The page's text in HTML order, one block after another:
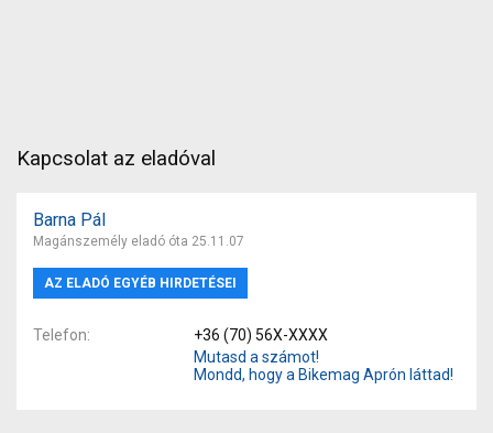
Kapcsolat az eladóval
Barna Pál
Magánszemély eladó óta 25.11.07
AZ ELADÓ EGYÉB HIRDETÉSEI
Telefon
+36 (70) 56X-XXXX
Mutasd a számot!
Mondd, hogy a Bikemag Aprón láttad!